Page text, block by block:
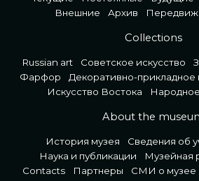
Внешние
Архив
Collections
Russian art Советское искусство
Фарфор
Декоративно-прикладное
Искусство Востока
About the
История музея
Сведения об
Наука и публикации
Музейная
Contacts
Партнеры СМИ о музее